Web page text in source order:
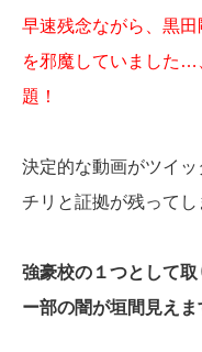
早速残念ながら、黒
を邪魔していました…
題！
決定的な動画がツイ
チリと証拠が残ってし
強豪校の１つとして
ー部の闇が垣間見えま